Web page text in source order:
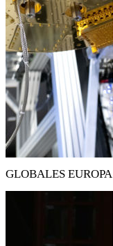
GLOBALES EUROPA